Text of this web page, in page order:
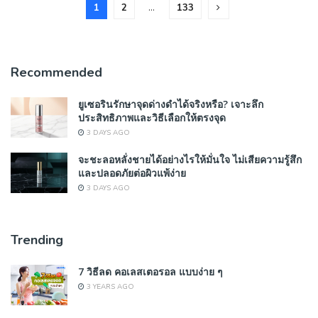
1 2 … 133
Recommended
ยูเซอรินรักษาจุดด่างดำได้จริงหรือ? เจาะลึก
ประสิทธิภาพและวิธีเลือกให้ตรงจุด
3 DAYS AGO
จะชะลอหลั่งชายได้อย่างไรให้มั่นใจ ไม่เสียความรู้สึก
และปลอดภัยต่อผิวแพ้ง่าย
3 DAYS AGO
Trending
7 วิธีลด คอเลสเตอรอล แบบง่าย ๆ
3 YEARS AGO